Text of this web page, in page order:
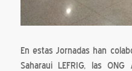
En estas Jornadas han
Saharaui LEFRIG, las